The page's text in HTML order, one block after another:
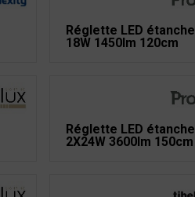
Réglette LED étanche
18W 1450lm 120cm
Réglette LED étanche
2X24W 3600lm 150cm